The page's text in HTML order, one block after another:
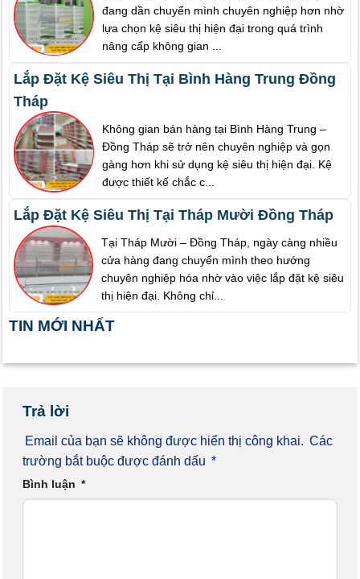
đang dần chuyển mình chuyên nghiệp hơn nhờ
lựa chọn kệ siêu thị hiện đại trong quá trình
nâng cấp không gian ...
Lắp Đặt Kệ Siêu Thị Tại Bình Hàng Trung Đồng
Tháp
Không gian bán hàng tại Bình Hàng Trung –
Đồng Tháp sẽ trở nên chuyên nghiệp và gọn
gàng hơn khi sử dụng kệ siêu thị hiện đại. Kệ
được thiết kế chắc c...
Lắp Đặt Kệ Siêu Thị Tại Tháp Mười Đồng Tháp
Tại Tháp Mười – Đồng Tháp, ngày càng nhiều
cửa hàng đang chuyển mình theo hướng
chuyên nghiệp hóa nhờ vào việc lắp đặt kệ siêu
thị hiện đại. Không chỉ...
TIN MỚI NHẤT
Trả lời
Email của bạn sẽ không được hiển thị công khai. Các
trường bắt buộc được đánh dấu *
Bình luận *